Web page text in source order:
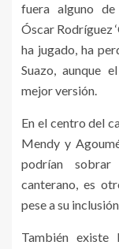
fuera alguno
Óscar Rodríguez
ha jugado, ha
Suazo, aunque
mejor versión.
En el centro del
Mendy y
podrían
canterano, es
pese a su
También